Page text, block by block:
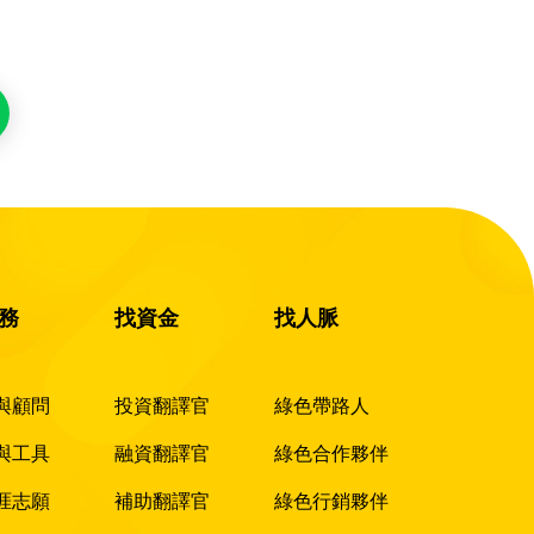
顧問
工具
志願
找資金
投資翻譯官
融資翻譯官
補助翻譯官
找人脈
綠色帶路人
綠色合作夥伴
綠色行銷夥伴